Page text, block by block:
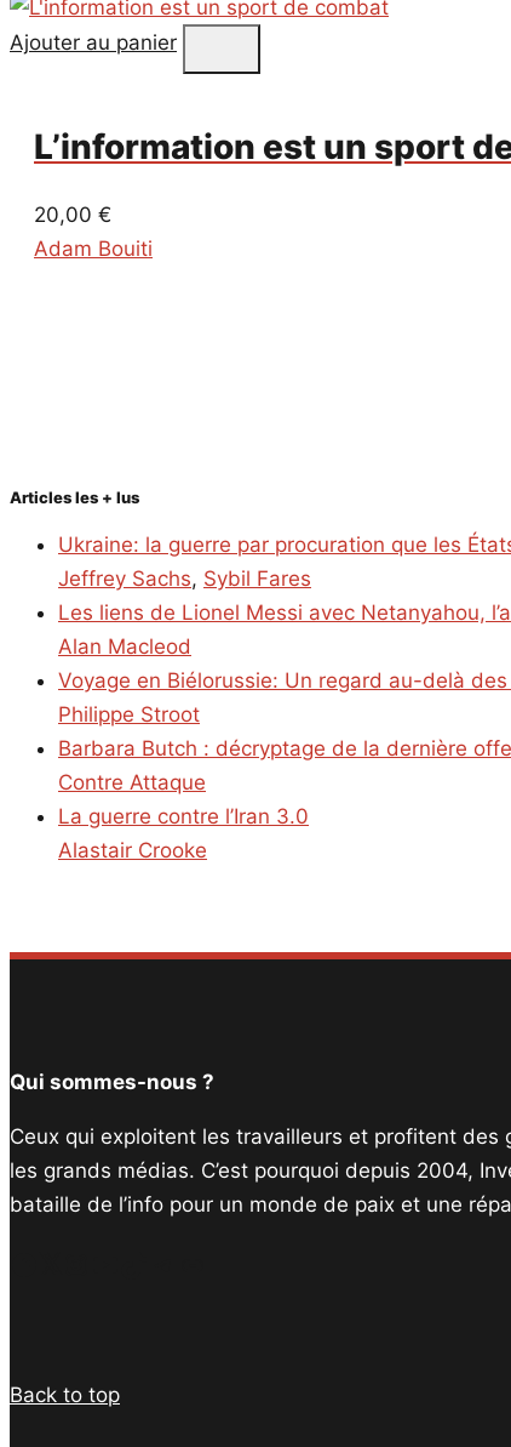
Ajouter au panier
L’information est un sport
20,00 €
Adam Bouiti
Articles les + lus
Ukraine: la guerre par procuration que les
Jeffrey Sachs, Sybil Fares
Les liens de Lionel Messi avec Netanyahou,
Alan Macleod
Voyage en Biélorussie: Un regard au-delà
Philippe Stroot
Barbara Butch : décryptage de la dernière
Contre Attaque
La guerre contre l’Iran 3.0
Alastair Crooke
Qui sommes-nous ?
Ceux qui exploitent les travailleurs et profitent des
les grands médias. C’est pourquoi depuis 2004,
bataille de l’info pour un monde de paix et une
Back to top